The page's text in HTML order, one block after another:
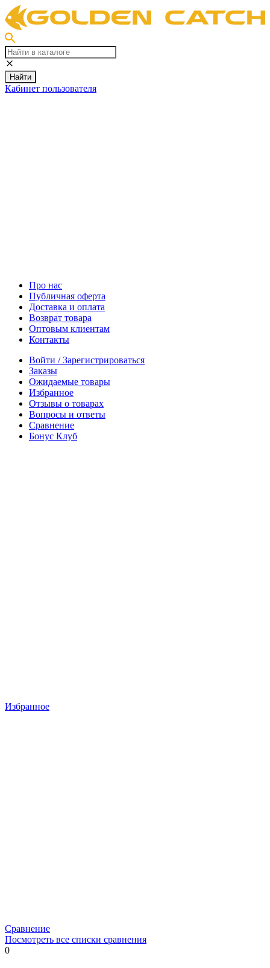
Найти
Кабинет пользователя
Про нас
Публичная оферта
Доставка и оплата
Возврат товара
Оптовым клиентам
Контакты
Войти / Зарегистрироваться
Заказы
Ожидаемые товары
Избранное
Отзывы о товарах
Вопросы и ответы
Сравнение
Бонус Клуб
Избранное
Сравнение
Посмотреть все списки сравнения
0